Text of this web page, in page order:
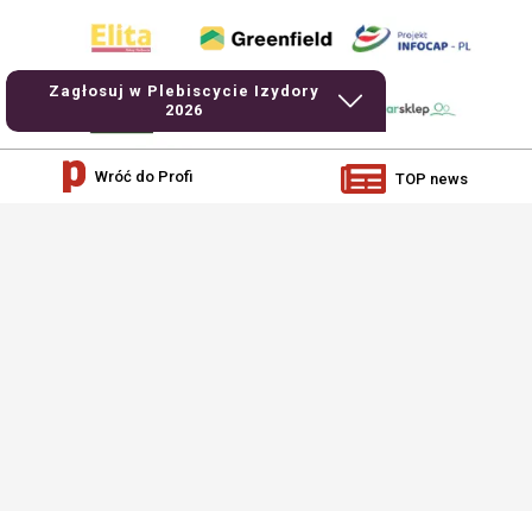
Zagłosuj w Plebiscycie Izydory
2026
Wróć do Profi TOP news